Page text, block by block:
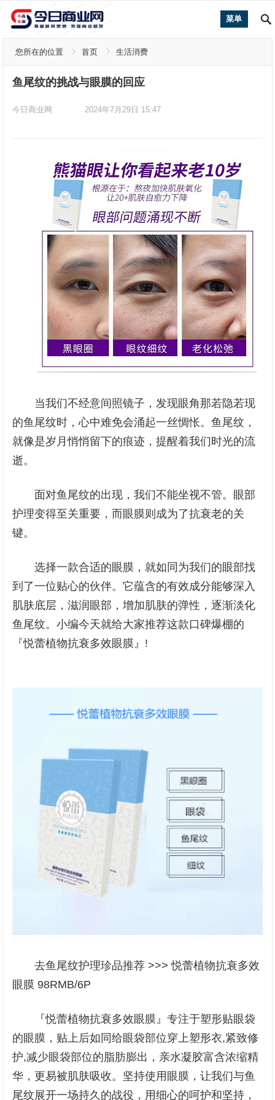
菜单
您所在的位置 首页 生活消费
鱼尾纹的挑战与眼膜的回应
今日商业网 2024年7月29日 15:47
当我们不经意间照镜子，发现眼角那若隐若现
的鱼尾纹时，心中难免会涌起一丝惆怅。鱼尾纹，
就像是岁月悄悄留下的痕迹，提醒着我们时光的流
逝。
面对鱼尾纹的出现，我们不能坐视不管。眼部
护理变得至关重要，而眼膜则成为了抗衰老的关
键。
选择一款合适的眼膜，就如同为我们的眼部找
到了一位贴心的伙伴。它蕴含的有效成分能够深入
肌肤底层，滋润眼部，增加肌肤的弹性，逐渐淡化
鱼尾纹。小编今天就给大家推荐这款口碑爆棚的
『悦蕾植物抗衰多效眼膜』!
去鱼尾纹护理珍品推荐 >>> 悦蕾植物抗衰多效
眼膜 98RMB/6P
『悦蕾植物抗衰多效眼膜』专注于塑形贴眼袋
的眼膜，贴上后如同给眼袋部位穿上塑形衣,紧致修
护,减少眼袋部位的脂肪膨出，亲水凝胶富含浓缩精
华，更易被肌肤吸收。坚持使用眼膜，让我们与鱼
尾纹展开一场持久的战役，用细心的呵护和坚持，